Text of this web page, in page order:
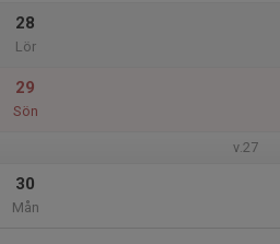
28
Lör
29
Sön
v.27
30
Mån